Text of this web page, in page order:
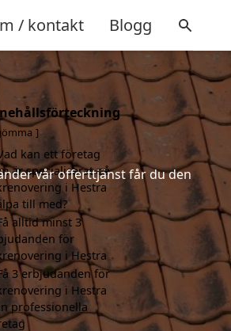
/ kontakt Blogg
vår offerttjänst får du den
kan ett företag
är specialiserat på
i Hestra
till med?
alltid minst 3
för
i Hestra
3 erbjudanden för
i Hestra
professionella